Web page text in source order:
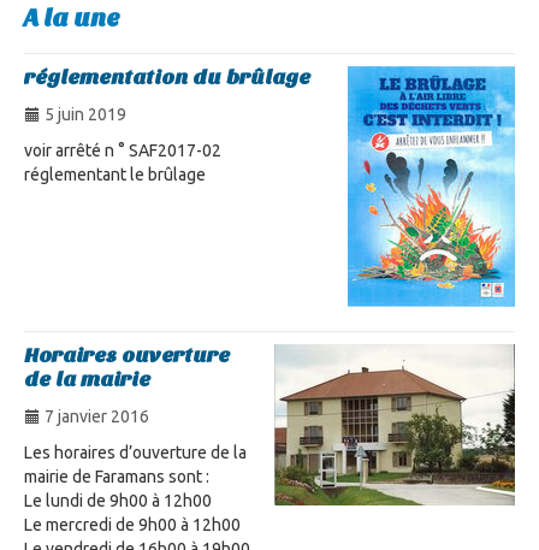
A la une
réglementation du brûlage
5 juin 2019
voir arrêté n ° SAF2017-02
réglementant le brûlage
Horaires ouverture
de la mairie
7 janvier 2016
Les horaires d’ouverture de la
mairie de Faramans sont :
Le lundi de 9h00 à 12h00
Le mercredi de 9h00 à 12h00